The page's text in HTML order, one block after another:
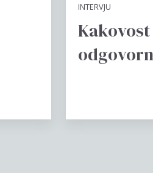
INTERVJU